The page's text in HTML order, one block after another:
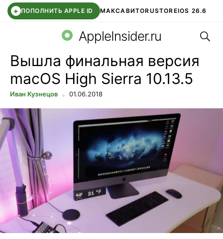
+ ПОПОЛНИТЬ APPLE ID МАКСАВИТОRUSTOREIOS 26.6
СБЕР КИДС ВТБ ОНЛАЙН ЧАТ В ROBLOX
AppleInsider.ru
Вышла финальная версия
macOS High Sierra 10.13.5
Иван Кузнецов 01.06.2018